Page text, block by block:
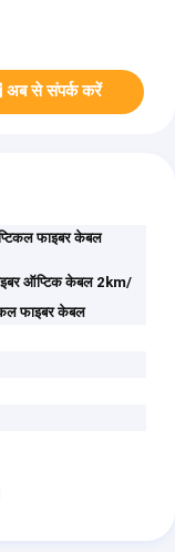
अब से संपर्क करें
फाइबर केबल
ऑप्टिक केबल 2km/
फाइबर केबल